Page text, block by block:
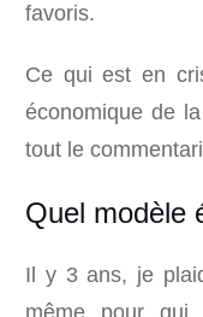
favoris.
Ce qui est en
économique de
tout le
Quel modèle
Il y 3 ans, je